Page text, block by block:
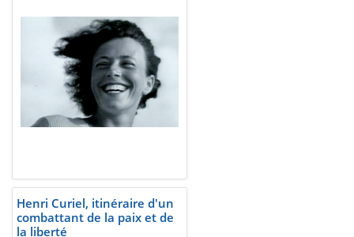
Henri Curiel, itinéraire d'un
combattant de la paix et de
la liberté